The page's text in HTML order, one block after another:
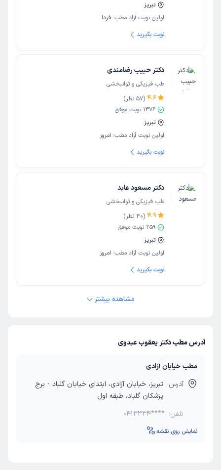
تبریز
اولین نوبت آزاد مطب: فردا
نوبت بگیرید
دکتر حبیب رضامندی
طب فیزیکی و توانبخشی
4.6
(
57 نظر)
1376 نوبت موفق
تبریز
اولین نوبت آزاد مطب: امروز
نوبت بگیرید
دکتر مسعود عابد
طب فیزیکی و توانبخشی
4.9
(
30 نظر)
259 نوبت موفق
تبریز
اولین نوبت آزاد مطب: امروز
نوبت بگیرید
مشاهده بیشتر
آدرس مطب دکتر یعقوب عبدوی
مطب خیابان آزادی
آدرس: تبریز، خیابان آزادی، ابتدای خیابان گلباد - برج
پزشکان گلباد، طبقه اول
تلفن: 0413334****
نمایش روی نقشه